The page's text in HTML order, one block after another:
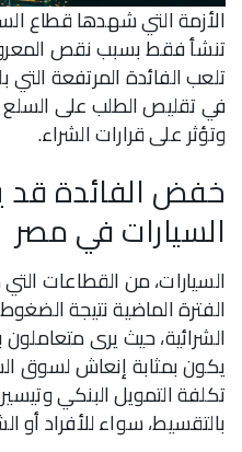
الأزمة التي شهدها قطاع
تنشأ فقط بسبب نقص
في تقليص الطلب على السلع
وتؤثر على قرارات الشراء.
خفض الفائدة
السيارات في مصر
السيارات، من القطاعات
الفترة الماضية نتيجة
الشرائية، حيث يرى
يكون بمثابة إنعاش لسوق
تكلفة التمويل البنكي
بالتقسيط، سواء للأفراد أو